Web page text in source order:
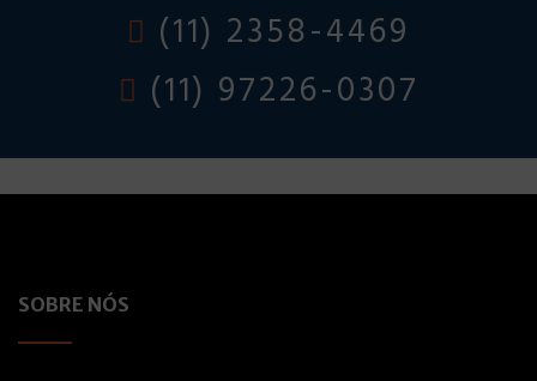
(11) 2358-4469
(11) 97226-0307
SOBRE NÓS